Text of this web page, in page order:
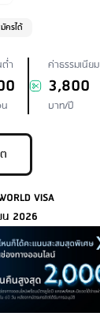
ครได้
ำ ค่าธรรมเนียม
3,800
บาท/ปี
VISA
2026